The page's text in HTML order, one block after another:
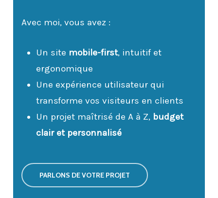
Avec moi, vous avez :
Un site mobile-first, intuitif et
ergonomique
Une expérience utilisateur qui
transforme vos visiteurs en clients
Un projet maîtrisé de A à Z, budget
clair et personnalisé
PARLONS DE VOTRE PROJET